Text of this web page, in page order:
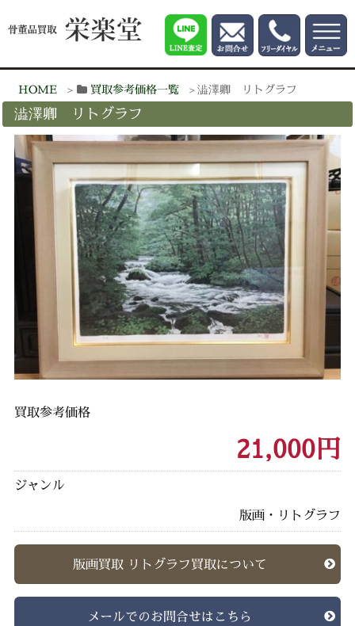
HOME 買取参考価格一覧 澁澤卿 リトグラフ
澁澤卿 リトグラフ
買取参考価格
21,000円
ジャンル
版画・リトグラフ
版画買取 リトグラフ買取について
メールでのお問合せはこちら